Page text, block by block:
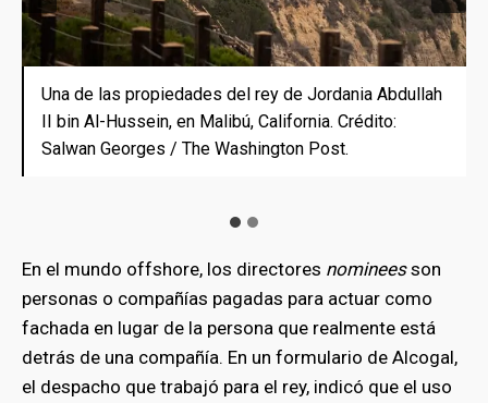
Una de las propiedades del rey de Jordania Abdullah
II bin Al-Hussein, en Malibú, California. Crédito:
Salwan Georges / The Washington Post.
El rey Abdullah II de Jordania en una reunión con
senadores en el Capitolio de Estados Unidos, el
miércoles 21 de julio de 2021. Crédito: Jabin
En el mundo offshore, los directores nomineesson
personas o compañías pagadas para actuar como
fachada en lugar de la persona que realmente está
detrás de una compañía. En un formulario de Alcogal,
el despacho que trabajó para el rey, indicó que el uso